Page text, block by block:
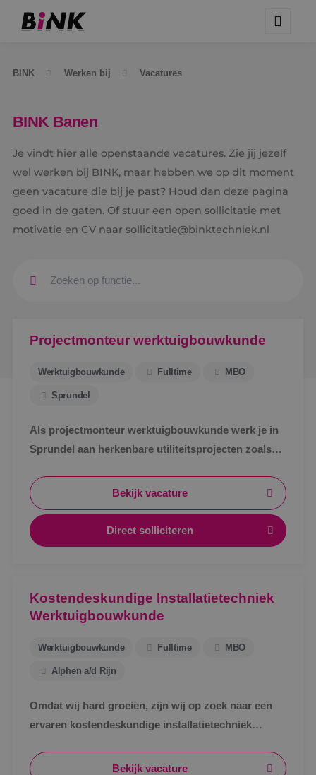
BINK Werken bij Vacatures
BINK Banen
Je vindt hier alle openstaande vacatures. Zie jij jezelf
wel werken bij BINK, maar hebben we op dit moment
geen vacature die bij je past? Houd dan deze pagina
goed in de gaten. Of stuur een open sollicitatie met
motivatie en CV naar sollicitatie@binktechniek.nl
Projectmonteur werktuigbouwkunde
Werktuigbouwkunde Fulltime MBO
Sprundel
Als projectmonteur werktuigbouwkunde werk je in
Sprundel aan herkenbare utiliteitsprojecten zoals
zichtbaar resultaat en korte lijnen.
Bekijk vacature
Direct solliciteren
Kostendeskundige Installatietechniek
Werktuigbouwkunde
Werktuigbouwkunde Fulltime MBO
Alphen a/d Rijn
Omdat wij hard groeien, zijn wij op zoek naar een
ervaren kostendeskundige installatietechniek
Bekijk vacature